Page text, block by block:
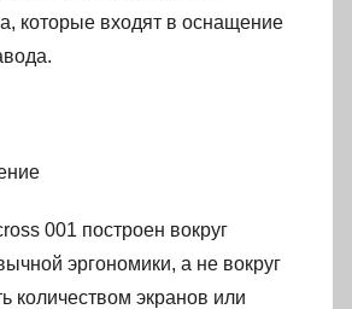
которые входят в оснащение
001 построен вокруг
эргономики, а не вокруг
количеством экранов или